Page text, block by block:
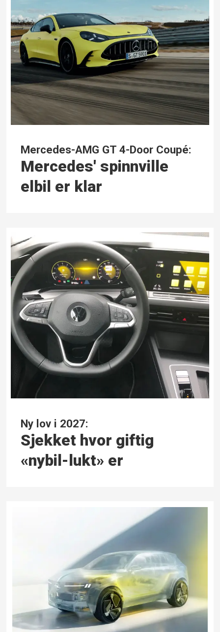
Mercedes-AMG GT 4-Door Coupé:
Mercedes' spinnville
elbil er klar
Ny lov i 2027:
Sjekket hvor giftig
«nybil-lukt» er